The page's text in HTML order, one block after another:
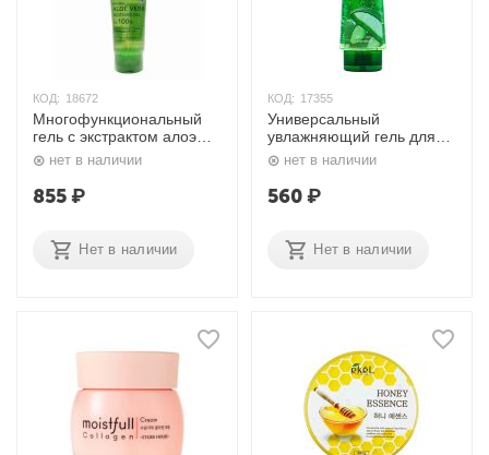
КОД: 18672
Многофункциональный
гель с экстрактом алоэ
Soothing Gel Aloe, 250 мл.
Ekel
нет в наличии
855₽
Нет в наличии
КОД: 17355
Универсальный
увлажняющий гель для
лица и тела с экстрактом
алоэ 99% Aloe Soothing
Gel, 250 мл. Etude House
нет в наличии
560₽
Нет в наличии